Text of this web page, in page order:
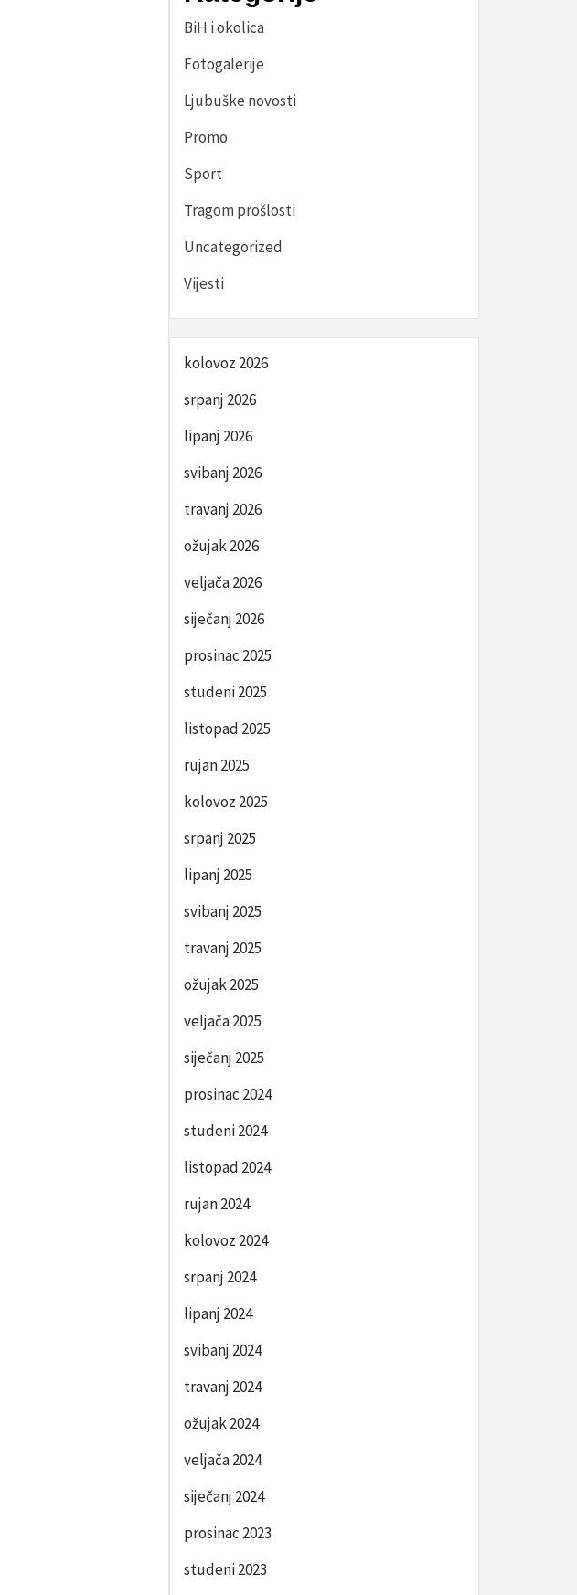
BiH i okolica
Fotogalerije
Ljubuške novosti
Promo
Sport
Tragom prošlosti
Uncategorized
Vijesti
kolovoz 2026
srpanj 2026
lipanj 2026
svibanj 2026
travanj 2026
ožujak 2026
veljača 2026
siječanj 2026
prosinac 2025
studeni 2025
listopad 2025
rujan 2025
kolovoz 2025
srpanj 2025
lipanj 2025
svibanj 2025
travanj 2025
ožujak 2025
veljača 2025
siječanj 2025
prosinac 2024
studeni 2024
listopad 2024
rujan 2024
kolovoz 2024
srpanj 2024
lipanj 2024
svibanj 2024
travanj 2024
ožujak 2024
veljača 2024
siječanj 2024
prosinac 2023
studeni 2023